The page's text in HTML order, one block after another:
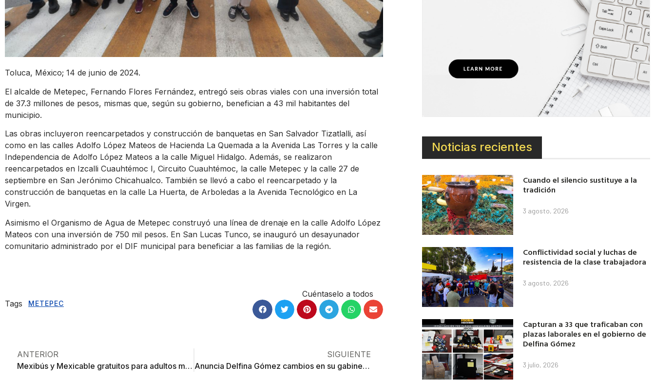
Toluca, México; 14 de junio de 2024.
El alcalde de Metepec, Fernando Flores Fernández, entregó seis obras viales con una inversión total
de 37.3 millones de pesos, mismas que, según su gobierno, benefician a 43 mil habitantes del
municipio.
Las obras incluyeron reencarpetados y construcción de banquetas en San Salvador Tizatlalli, así
como en las calles Adolfo López Mateos de Hacienda La Quemada a la Avenida Las Torres y la calle
Independencia de Adolfo López Mateos a la calle Miguel Hidalgo. Además, se realizaron
reencarpetados en Izcalli Cuauhtémoc I, Circuito Cuauhtémoc, la calle Metepec y la calle 27 de
septiembre en San Jerónimo Chicahualco. También se llevó a cabo el reencarpetado y la
construcción de banquetas en la calle La Huerta, de Arboledas a la Avenida Tecnológico en La
Virgen.
Asimismo el Organismo de Agua de Metepec construyó una línea de drenaje en la calle Adolfo López
Mateos con una inversión de 750 mil pesos. En San Lucas Tunco, se inauguró un desayunador
comunitario administrado por el DIF municipal para beneficiar a las familias de la región.
Tags METEPEC
Cuéntaselo a todos
ANTERIOR
Mexibús y Mexicable gratuitos para adultos mayores, niños y discapacitados
SIGUIENTE
Anuncia Delfina Gómez cambios en su gabinete: asume Cristóbal Camarillo Secretaría de Seguridad
Noticias recientes
Cuando el silencio sustituye a la
tradición
3 agosto, 2026
Conflictividad social y luchas de
resistencia de la clase trabajadora
3 agosto, 2026
Capturan a 33 que traficaban con
plazas laborales en el gobierno de
Delfina Gómez
3 julio, 2026